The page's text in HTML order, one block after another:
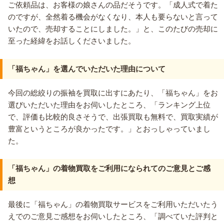
ご依頼品は、お客様の娘さんの品だそうです。「成人式で着た
のですが、全然着る機会がなくなり、本人も要らないと言って
いたので、売却することにしました。」と、このたびの売却に
至った経緯をお話しくださいました。
「福ちゃん」を選んでいただいた理由について
今回の総絞りの振袖を買取に出すにあたり、「福ちゃん」をお
選びいただいた理由をお伺いしたところ、「ランキング上位
で、評価も比較的良さそうで、出張買取も無料で、買取実績が
豊富というところが良かったです。」とおっしゃっていまし
た。
「福ちゃん」の着物買取をご利用になられてのご意見とご感
想
最後に「福ちゃん」の着物買取サービスをご利用いただいたう
えでのご意見ご感想をお伺いしたところ、「調べていた評判と